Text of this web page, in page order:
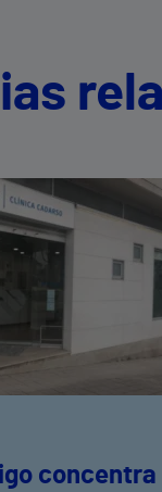
concentra